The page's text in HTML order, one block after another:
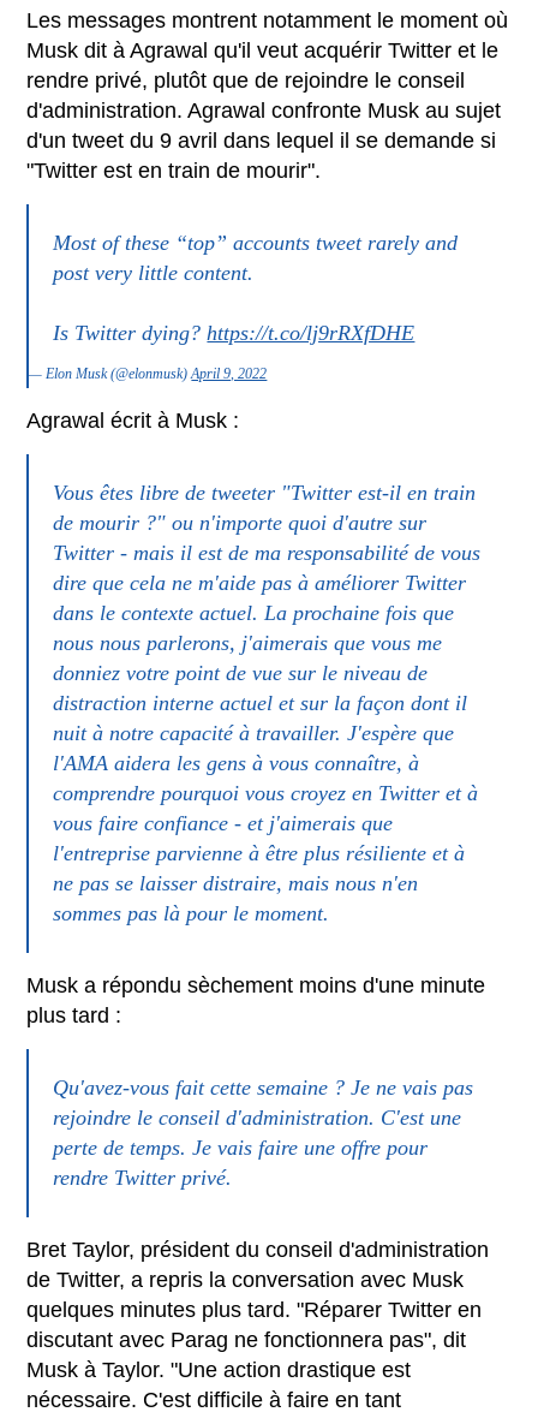
Les messages montrent notamment le moment où
Musk dit à Agrawal qu'il veut acquérir Twitter et le
rendre privé, plutôt que de rejoindre le conseil
d'administration. Agrawal confronte Musk au sujet
d'un tweet du 9 avril dans lequel il se demande si
"Twitter est en train de mourir".
Most of these “top” accounts tweet rarely and
post very little content.
Is Twitter dying? https://t.co/lj9rRXfDHE
— Elon Musk (@elonmusk)April 9, 2022
Agrawal écrit à Musk :
Vous êtes libre de tweeter "Twitter est-il en train
de mourir ?" ou n'importe quoi d'autre sur
Twitter - mais il est de ma responsabilité de vous
dire que cela ne m'aide pas à améliorer Twitter
dans le contexte actuel. La prochaine fois que
nous nous parlerons, j'aimerais que vous me
donniez votre point de vue sur le niveau de
distraction interne actuel et sur la façon dont il
nuit à notre capacité à travailler. J'espère que
l'AMA aidera les gens à vous connaître, à
comprendre pourquoi vous croyez en Twitter et à
vous faire confiance - et j'aimerais que
l'entreprise parvienne à être plus résiliente et à
ne pas se laisser distraire, mais nous n'en
sommes pas là pour le moment.
Musk a répondu sèchement moins d'une minute
plus tard :
Qu'avez-vous fait cette semaine ? Je ne vais pas
rejoindre le conseil d'administration. C'est une
perte de temps. Je vais faire une offre pour
rendre Twitter privé.
Bret Taylor, président du conseil d'administration
de Twitter, a repris la conversation avec Musk
quelques minutes plus tard. "Réparer Twitter en
discutant avec Parag ne fonctionnera pas", dit
Musk à Taylor. "Une action drastique est
nécessaire. C'est difficile à faire en tant